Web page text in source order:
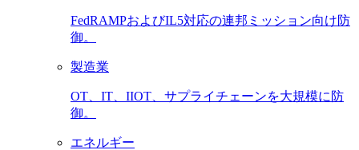
FedRAMPおよびIL5対応の連邦ミッション向け防
御。
製造業
OT、IT、IIOT、サプライチェーンを大規模に防
御。
エネルギー